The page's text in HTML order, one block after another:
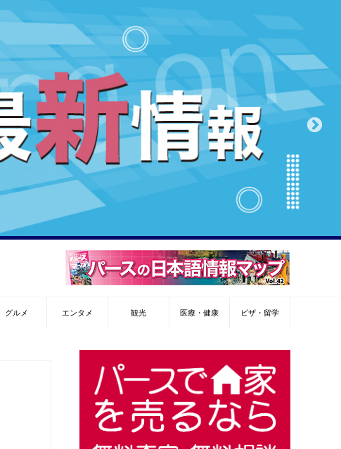
グルメ エンタメ 観光 医療・健康 ビザ・留学